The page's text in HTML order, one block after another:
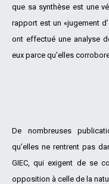
que sa synthèse est une
rapport est un «jugement
ont effectué une analyse
eux parce qu’elles
De nombreuses
qu’elles ne rentrent pas
GIEC, qui exigent de se
opposition à celle de la